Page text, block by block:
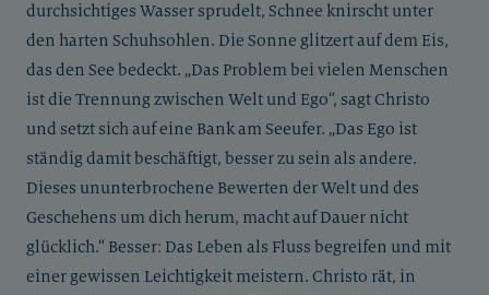
durchsichtiges Wasser sprudelt, Schnee knirscht unter
den harten Schuhsohlen. Die Sonne glitzert auf dem Eis,
das den See bedeckt. „Das Problem bei vielen Menschen
ist die Trennung zwischen Welt und Ego“, sagt Christo
und setzt sich auf eine Bank am Seeufer. „Das Ego ist
ständig damit beschäftigt, besser zu sein als andere.
Dieses ununterbrochene Bewerten der Welt und des
Geschehens um dich herum, macht auf Dauer nicht
glücklich.“ Besser: Das Leben als Fluss begreifen und mit
einer gewissen Leichtigkeit meistern. Christo rät, in